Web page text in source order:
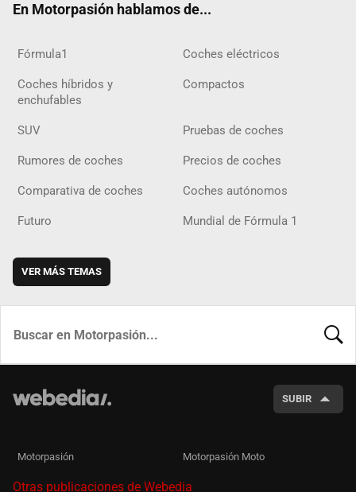
En Motorpasión hablamos de...
Fórmula1 Coches eléctricos
Coches híbridos y
enchufables
Compactos
SUV Pruebas de coches
Rumores de coches Precios de coches
Comparativa de coches Coches autónomos
Futuro Mundial de Fórmula 1
VER MÁS TEMAS
SUBIR
Motorpasión Motorpasión Moto
Otras publicaciones de Webedia